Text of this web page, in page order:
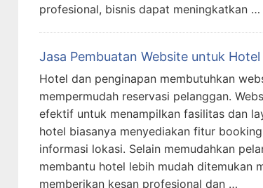
profesional, bisnis dapat meningkatkan …
Jasa Pembuatan Website untuk
Hotel dan penginapan membutuhkan
mempermudah reservasi pelanggan.
efektif untuk menampilkan fasilitas dan
hotel biasanya menyediakan fitur
informasi lokasi. Selain memudahkan
membantu hotel lebih mudah ditemukan
memberikan kesan profesional dan …